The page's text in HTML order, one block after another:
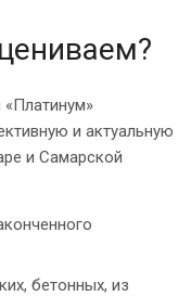
и актуальную
и Самарской
бетонных, из